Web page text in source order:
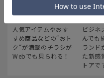
最新のお買い得情報
人気アイテムやおす
すめ商品などの“おト
ク“が満載のチラシが
Webでも見られる！
ス
ビジネ
んでも
ランド
た新感
トアで